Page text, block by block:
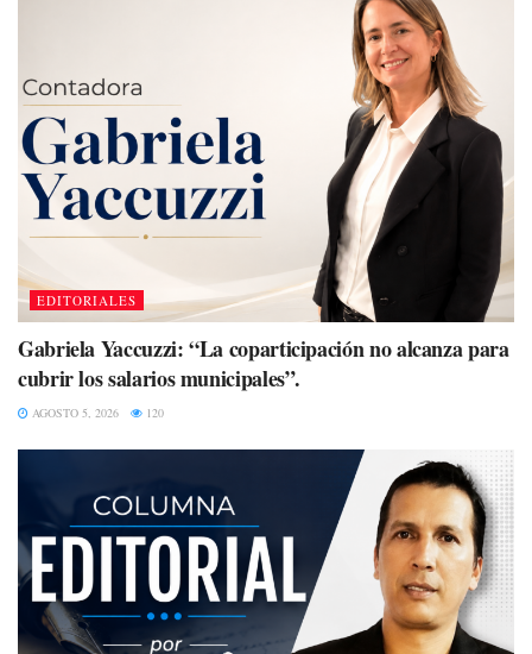
EDITORIALES
Gabriela Yaccuzzi: “La coparticipación no alcanza para
cubrir los salarios municipales”.
AGOSTO 5, 2026 120